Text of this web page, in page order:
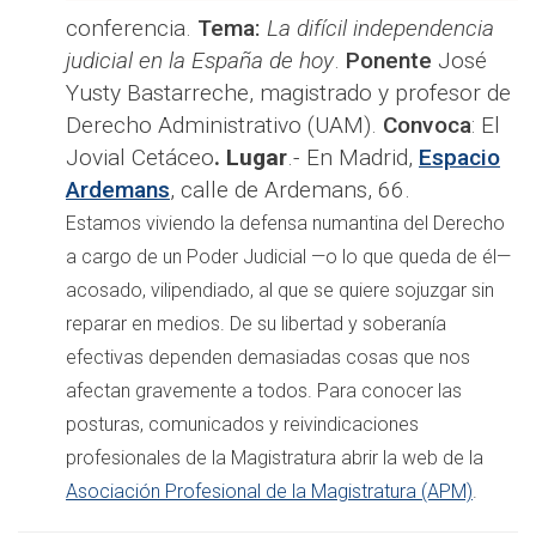
conferencia. Tema: La difícil independencia
judicial en la España de hoy. Ponente José
Yusty Bastarreche, magistrado y profesor de
Derecho Administrativo (UAM). Convoca: El
Jovial Cetáceo. Lugar.- En Madrid, Espacio
Ardemans, calle de Ardemans, 66.
Estamos viviendo la defensa numantina del Derecho
a cargo de un Poder Judicial —o lo que queda de él—
acosado, vilipendiado, al que se quiere sojuzgar sin
reparar en medios. De su libertad y soberanía
efectivas dependen demasiadas cosas que nos
afectan gravemente a todos. Para conocer las
posturas, comunicados y reivindicaciones
profesionales de la Magistratura abrir la web de la
Asociación Profesional de la Magistratura (APM).